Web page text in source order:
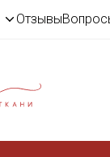
Отзывы